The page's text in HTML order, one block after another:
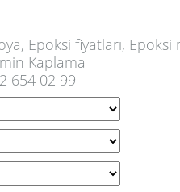
Epoksi fiyatları, Epoksi
Kaplama
654 02 99